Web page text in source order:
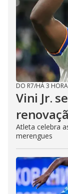
DO R7/HÁ 3
Vini Jr.
Atleta celebra
merengues